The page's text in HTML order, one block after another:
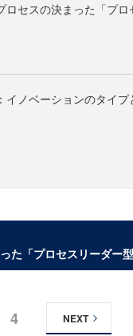
セスの決まった「プロ
イノベーションのタイプ
た「プロセスリーダー
4 NEXT